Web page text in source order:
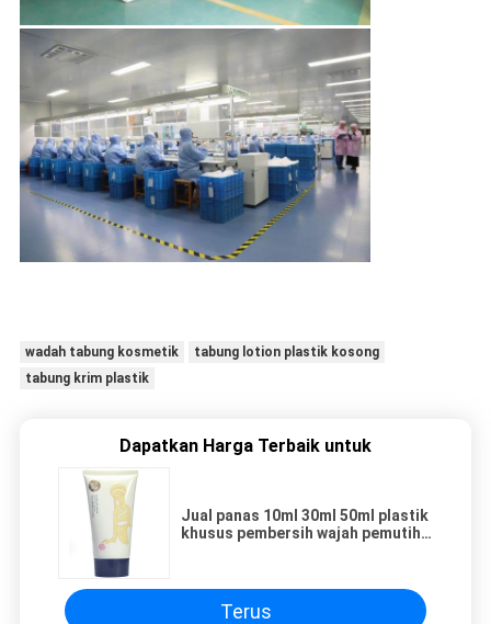
wadah tabung kosmetik
tabung lotion plastik kosong
tabung krim plastik
Dapatkan Harga Terbaik untuk
Jual panas 10ml 30ml 50ml plastik
khusus pembersih wajah pemutih
Terus